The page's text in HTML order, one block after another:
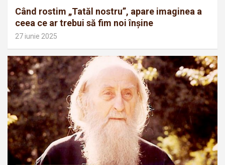
Când rostim „Tatăl nostru”, apare imaginea a
ceea ce ar trebui să fim noi înșine
27 iunie 2025